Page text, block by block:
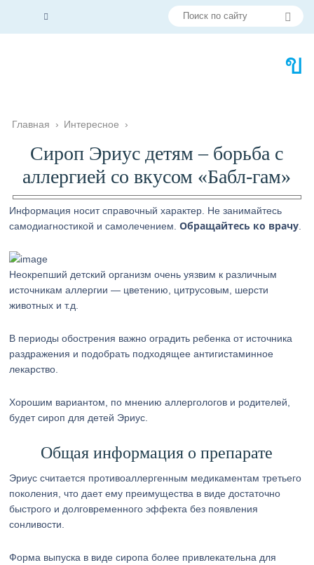
Главная › Интересное ›
Сироп Эриус детям – борьба с
аллергией со вкусом «Бабл-гам»
Информация носит справочный характер. Не занимайтесь
самодиагностикой и самолечением.Обращайтесь ко врачу
Неокрепший детский организм очень уязвим к различным
источникам аллергии — цветению, цитрусовым, шерсти
животных и т.д.
В периоды обострения важно оградить ребенка от источника
раздражения и подобрать подходящее антигистаминное
лекарство.
Хорошим вариантом, по мнению аллергологов и родителей,
будет сироп для детей Эриус.
Общая информация о препарате
Эриус считается противоаллергенным медикаментам третьего
поколения, что дает ему преимущества в виде достаточно
быстрого и долговременного эффекта без появления
сонливости.
Форма выпуска в виде сиропа более привлекательна для